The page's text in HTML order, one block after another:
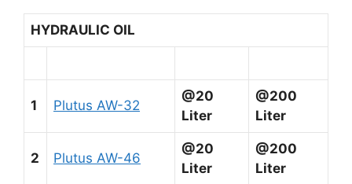
HYDRAULIC OIL
1 Plutus AW-32
@20
Liter
@200
Liter
2 Plutus AW-46
@20
Liter
@200
Liter